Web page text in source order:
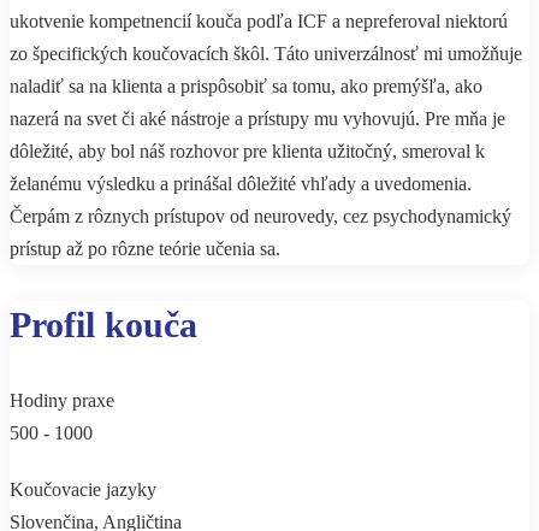
ukotvenie kompetnencií kouča podľa ICF a nepreferoval niektorú
zo špecifických koučovacích škôl. Táto univerzálnosť mi umožňuje
naladiť sa na klienta a prispôsobiť sa tomu, ako premýšľa, ako
nazerá na svet či aké nástroje a prístupy mu vyhovujú. Pre mňa je
dôležité, aby bol náš rozhovor pre klienta užitočný, smeroval k
želanému výsledku a prinášal dôležité vhľady a uvedomenia.
Čerpám z rôznych prístupov od neurovedy, cez psychodynamický
prístup až po rôzne teórie učenia sa.
Profil kouča
Hodiny praxe
500 - 1000
Koučovacie jazyky
Slovenčina, Angličtina